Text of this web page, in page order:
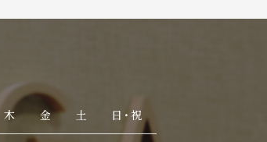
木 金 土 日・祝